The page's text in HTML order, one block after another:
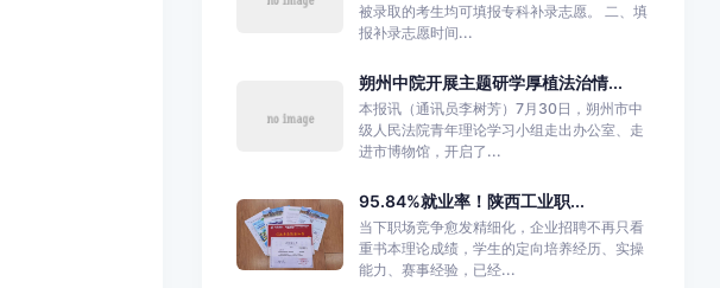
被录取的考生均可填报专科补录志愿。 二、填
报补录志愿时间...
朔州中院开展主题研学厚植法治情...
本报讯（通讯员李树芳）7月30日，朔州市中
级人民法院青年理论学习小组走出办公室、走
进市博物馆，开启了...
95.84%就业率！陕西工业职...
当下职场竞争愈发精细化，企业招聘不再只看
重书本理论成绩，学生的定向培养经历、实操
能力、赛事经验，已经...